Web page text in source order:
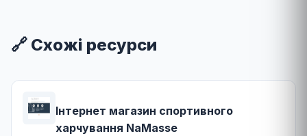
🔗 Схожі ресурси
Інтернет магазин спортивного
харчування NaMasse